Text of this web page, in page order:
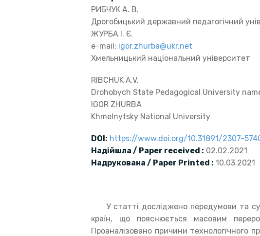
РИБЧУК А. В.
Дрогобицький державний педагогічний
ЖУРБА І. Є.
e-mail: igor.zhurba@ukr.net
Хмельницький національний університет
RIBCHUK A.V.
Drohobych State Pedagogical University
IGOR ZHURBA
Khmelnytsky National University
DOI: https://www.doi.org/10.31891/2307-
Надійшла / Paper received : 02.02.2021
Надрукована / Paper Printed : 10.03.2021
У статті досліджено передумови та
країн, що пояснюється масовим
Проаналізовано причини технологічного